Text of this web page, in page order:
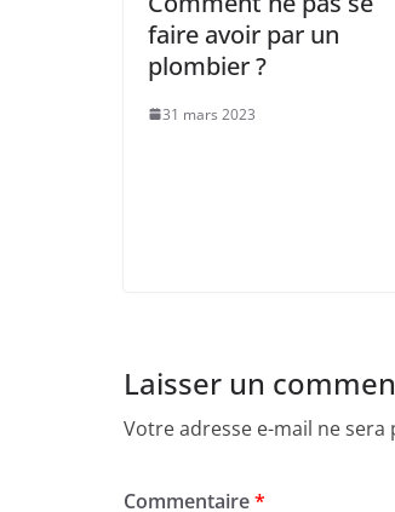
faire avoir par un
plombier ?
31 mars 2023
Laisser un
Votre adresse e-mail ne sera
Commentaire*